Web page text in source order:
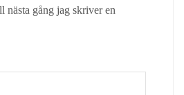
nästa gång jag skriver en